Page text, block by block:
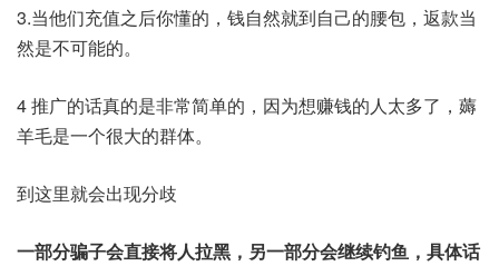
3.当他们充值之后你懂的，钱自然就到自己的腰包，返款当
然是不可能的。
4 推广的话真的是非常简单的，因为想赚钱的人太多了，薅
羊毛是一个很大的群体。
到这里就会出现分歧
一部分骗子会直接将人拉黑，另一部分会继续钓鱼，具体话